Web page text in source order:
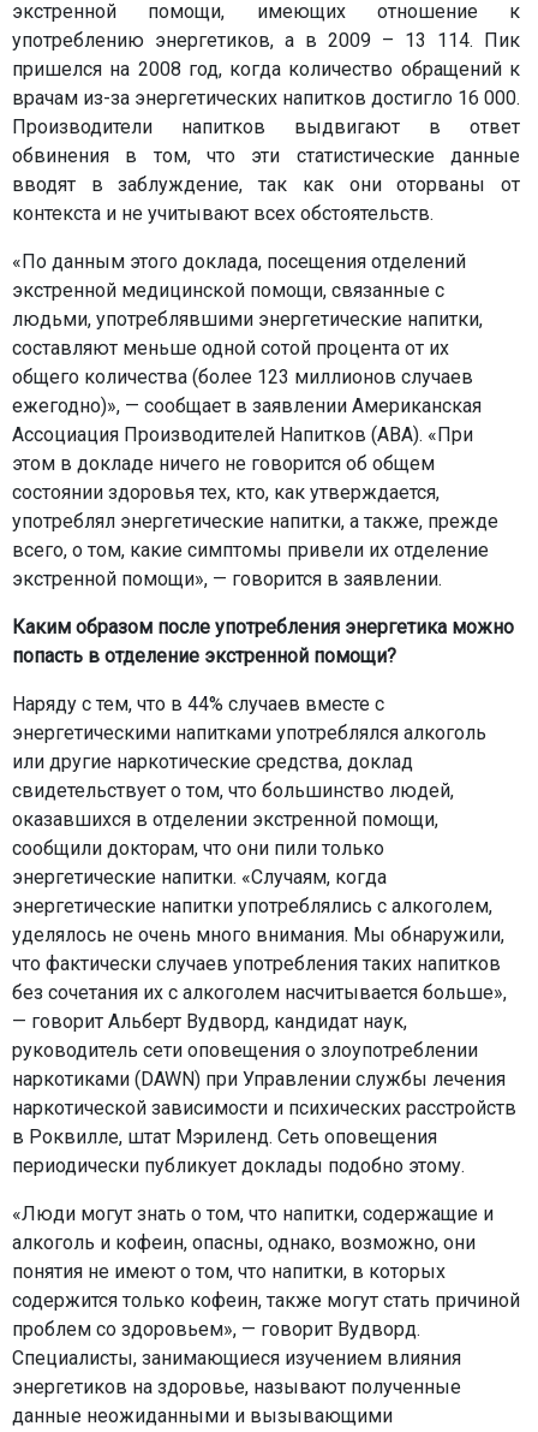
экстренной помощи, имеющих отношение к
употреблению энергетиков, а в 2009 – 13 114. Пик
пришелся на 2008 год, когда количество обращений к
врачам из-за энергетических напитков достигло 16 000.
Производители напитков выдвигают в ответ
обвинения в том, что эти статистические данные
вводят в заблуждение, так как они оторваны от
контекста и не учитывают всех обстоятельств.
«По данным этого доклада, посещения отделений
экстренной медицинской помощи, связанные с
людьми, употреблявшими энергетические напитки,
составляют меньше одной сотой процента от их
общего количества (более 123 миллионов случаев
ежегодно)», — сообщает в заявлении Американская
Ассоциация Производителей Напитков (ABA). «При
этом в докладе ничего не говорится об общем
состоянии здоровья тех, кто, как утверждается,
употреблял энергетические напитки, а также, прежде
всего, о том, какие симптомы привели их отделение
экстренной помощи», — говорится в заявлении.
Каким образом после употребления энергетика можно
попасть в отделение экстренной помощи?
Наряду с тем, что в 44% случаев вместе с
энергетическими напитками употреблялся алкоголь
или другие наркотические средства, доклад
свидетельствует о том, что большинство людей,
оказавшихся в отделении экстренной помощи,
сообщили докторам, что они пили только
энергетические напитки. «Случаям, когда
энергетические напитки употреблялись с алкоголем,
уделялось не очень много внимания. Мы обнаружили,
что фактически случаев употребления таких напитков
без сочетания их с алкоголем насчитывается больше»,
— говорит Альберт Вудворд, кандидат наук,
руководитель сети оповещения о злоупотреблении
наркотиками (DAWN) при Управлении службы лечения
наркотической зависимости и психических расстройств
в Роквилле, штат Мэриленд. Сеть оповещения
периодически публикует доклады подобно этому.
«Люди могут знать о том, что напитки, содержащие и
алкоголь и кофеин, опасны, однако, возможно, они
понятия не имеют о том, что напитки, в которых
содержится только кофеин, также могут стать причиной
проблем со здоровьем», — говорит Вудворд.
Специалисты, занимающиеся изучением влияния
энергетиков на здоровье, называют полученные
данные неожиданными и вызывающими